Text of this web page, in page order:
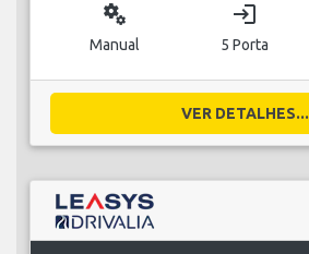
miscellaneous_services
Manual
login
5 Porta
VER DETALHES...